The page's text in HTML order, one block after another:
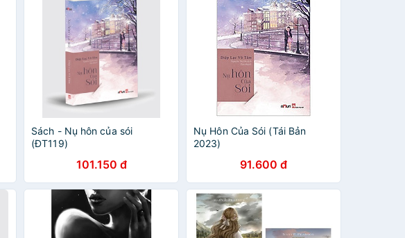
Sách - Nụ hôn của sói
(ĐT119)
101.150 đ
Nụ Hôn Của Sói (Tái Bản
2023)
91.600 đ